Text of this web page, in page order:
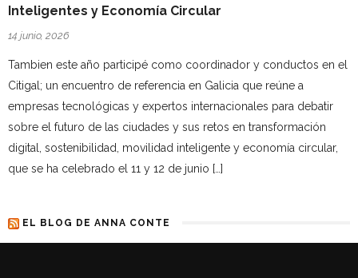
Inteligentes y Economía Circular
14 junio, 2026
Tambien este año participé como coordinador y conductos en el
Citigal; un encuentro de referencia en Galicia que reúne a
empresas tecnológicas y expertos internacionales para debatir
sobre el futuro de las ciudades y sus retos en transformación
digital, sostenibilidad, movilidad inteligente y economía circular,
que se ha celebrado el 11 y 12 de junio […]
EL BLOG DE ANNA CONTE